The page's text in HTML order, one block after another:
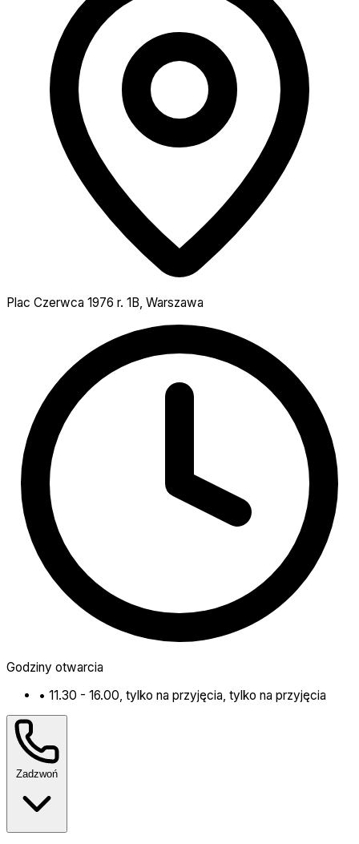
Plac Czerwca 1976 r. 1B, Warszawa
Godziny otwarcia
• 11.30 - 16.00, tylko na przyjęcia, tylko na przyjęcia
Zadzwoń